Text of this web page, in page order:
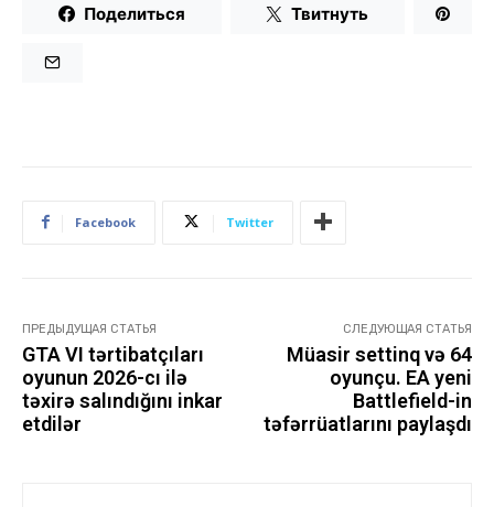
Поделиться Твитнуть
Facebook Twitter
ПРЕДЫДУЩАЯ СТАТЬЯ
GTA VI tərtibatçıları
oyunun 2026-cı ilə
təxirə salındığını inkar
etdilər
СЛЕДУЮЩАЯ СТАТЬЯ
Müasir settinq və 64
oyunçu. EA yeni
Battlefield-in
təfərrüatlarını paylaşdı